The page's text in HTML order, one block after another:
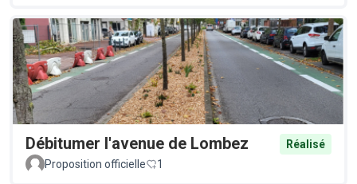
Débitumer l'avenue de Lombez
Réalisé
Proposition officielle
1